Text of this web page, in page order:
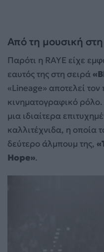
Από τη μουσική
Παρότι η RAYE είχε
εαυτός της στη σειρά
«Lineage» αποτελεί
κινηματογραφικό ρόλο.
μια ιδιαίτερα
καλλιτέχνιδα, η οποία
δεύτερο άλμπουμ της,
Hope».